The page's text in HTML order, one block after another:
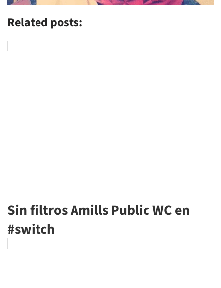
Related posts:
Sin filtros Amills Public WC en
#switch